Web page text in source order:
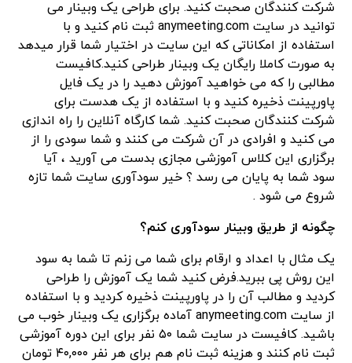
شرکت کنندگان صحبت کنید. برای طراحی یک وبینار می
توانید در سایت anymeeting.com ثبت نام کنید و با
استفاده از امکاناتی که این سایت در اختیار شما قرار میدهد
به صورت کاملا رایگان یک وبینار طراحی کنید.کافیست
مطالبی را که می خواهید آموزش دهید را در یک فایل
پاورپینت ذخیره کنید و با استفاده از یک هدست برای
شرکت کنندگان صحبت کنید. شما کارگاه آنلاین را راه اندازی
می کنید و افرادی در آن شرکت می کنند و شما سودی را از
برگزاری این کلاس آموزشی مجازی بدست می آورید ، آیا
سود شما به پایان می رسد ؟ خیر سودآوری سایت شما تازه
شروع می شود .
چگونه از طریق وبینار سودآوری کنم؟
یک مثال با اعداد و ارقام برای شما می زنم تا شما به سود
این روش پی ببرید.فرض کنید شما یک آموزش را طراحی
کردید و مطالب آن را در پاورپینت ذخیره کردید و با استفاده
از سایت anymeeting.com آماده برگزاری یک وبینار خوب می
باشید. کافیست در سایت شما ۵۰ نفر برای این دوره آموزشی
ثبت نام کنند و هزینه ثبت نام هم برای هر نفر ۴۰,۰۰۰ تومان